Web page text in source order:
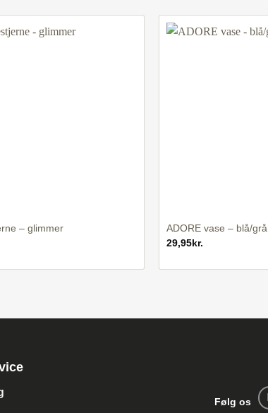
– glimmer
ADORE vase – blå/grå
29,95kr.
Følg os